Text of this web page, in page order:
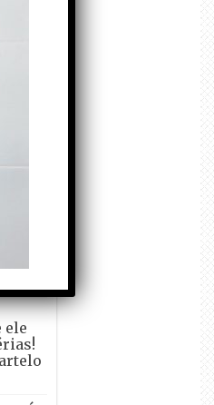
em
a
o
a
ele